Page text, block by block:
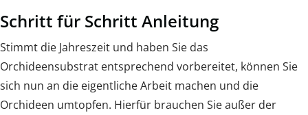
Schritt für Schritt Anleitung
Stimmt die Jahreszeit und haben Sie das
Orchideensubstrat entsprechend vorbereitet, können Sie
sich nun an die eigentliche Arbeit machen und die
Orchideen umtopfen. Hierfür brauchen Sie außer der